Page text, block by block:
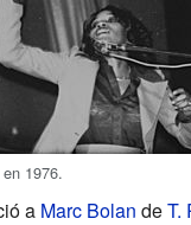
1976.
a Marc Bolan deT.